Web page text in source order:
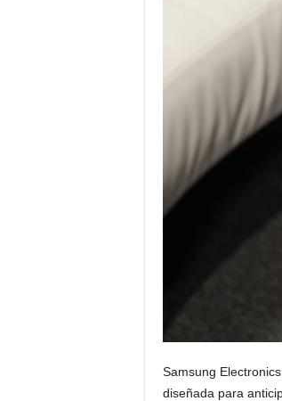
Samsung
diseñada para